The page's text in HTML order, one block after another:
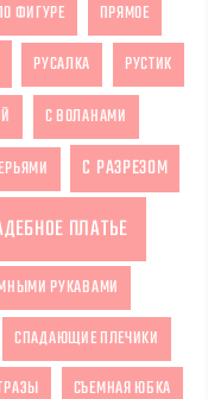
ФИГУРЕ ПРЯМОЕ
РУСАЛКА РУСТИК
С ВОЛАНАМИ
С РАЗРЕЗОМ
ПЛАТЬЕ
РУКАВАМИ
СПАДАЮЩИЕ ПЛЕЧИКИ
СЪЕМНАЯ ЮБКА